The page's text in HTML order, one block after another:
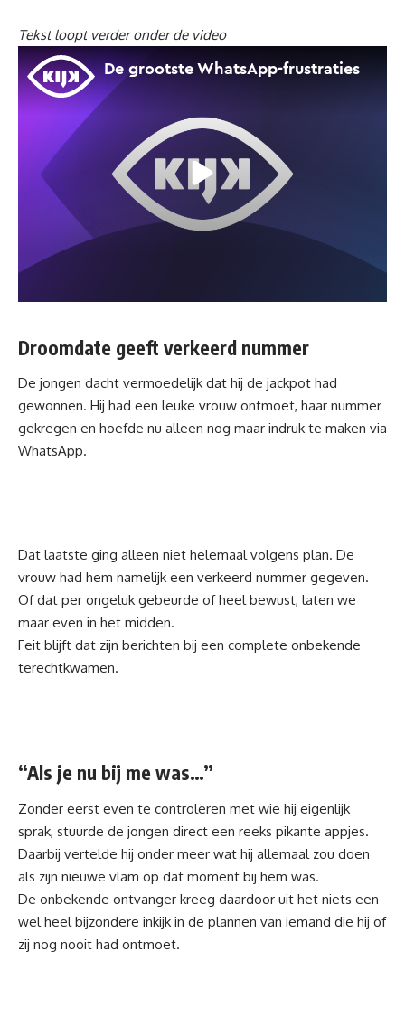
Tekst loopt verder onder de video
Droomdate geeft verkeerd nummer
De jongen dacht vermoedelijk dat hij de jackpot had
gewonnen. Hij had een leuke vrouw ontmoet, haar nummer
gekregen en hoefde nu alleen nog maar indruk te maken via
WhatsApp.
Dat laatste ging alleen niet helemaal volgens plan. De
vrouw had hem namelijk een verkeerd nummer gegeven.
Of dat per ongeluk gebeurde of heel bewust, laten we
maar even in het midden.
Feit blijft dat zijn berichten bij een complete onbekende
terechtkwamen.
“Als je nu bij me was…”
Zonder eerst even te controleren met wie hij eigenlijk
sprak, stuurde de jongen direct een reeks pikante appjes.
Daarbij vertelde hij onder meer wat hij allemaal zou doen
als zijn nieuwe vlam op dat moment bij hem was.
De onbekende ontvanger kreeg daardoor uit het niets een
wel heel bijzondere inkijk in de plannen van iemand die hij of
zij nog nooit had ontmoet.